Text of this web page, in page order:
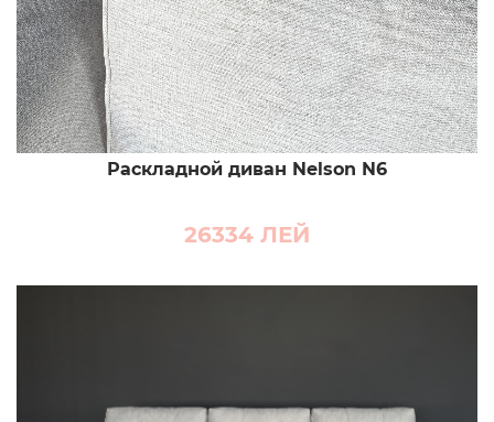
Раскладной диван Nelson N6
26334 ЛЕЙ